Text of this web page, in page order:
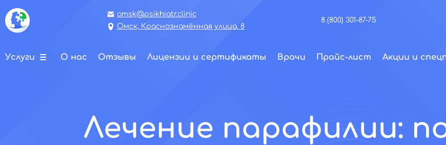
omsk@psikhiatr.clinic
Омск, Краснознамённая улица, 8
8 (800) 301-87-75
Услуги О нас Отзывы Лицензии и сертификаты Врачи Прайс-лист Акции и
Лечение парафилии: